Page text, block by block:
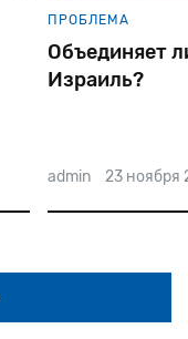
ПРОБЛЕМА
Объединяет
Израиль?
admin 23 ноября